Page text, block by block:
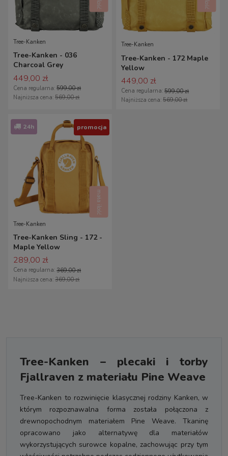
Tree-Kanken
Tree-Kanken - 036
Charcoal Grey
449,00 zł
Cena regularna:599,00 zł
Najniższa cena:569,00 zł
Tree-Kanken
Tree-Kanken - 172 Maple
Yellow
449,00 zł
Cena regularna:599,00 zł
Najniższa cena:569,00 zł
24h
mała ilość
Tree-Kanken
Tree-Kanken Sling - 172 -
Maple Yellow
289,00 zł
Cena regularna:369,00 zł
Najniższa cena:369,00 zł
promocja
Tree-Kanken – plecaki i torby
Fjallraven z materiału Pine Weave
Tree-Kanken to rozwinięcie klasycznej rodziny Kanken, w
którym rozpoznawalna forma została połączona z
drewnopochodnym materiałem Pine Weave. Tkaninę
opracowano jako alternatywę dla materiałów
wykorzystujących surowce kopalne, zachowując przy tym